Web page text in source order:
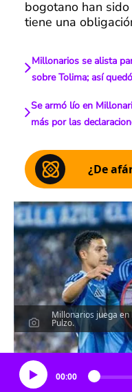
bogotano han
tiene una
Millonarios se alista
sobre Tolima; así
Se armó lío en
más por las
¿De
Millonarios juega
Pulzo.
00:00